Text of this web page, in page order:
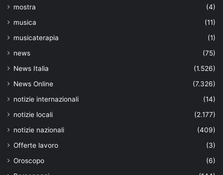
mostra
(4)
musica
(11)
musicaterapia
(1)
news
(75)
News Italia
(1.526)
News Online
(7.326)
notizie internazionali
(14)
notizie locali
(2.177)
notizie nazionali
(409)
Offerte lavoro
(3)
Oroscopo
(6)